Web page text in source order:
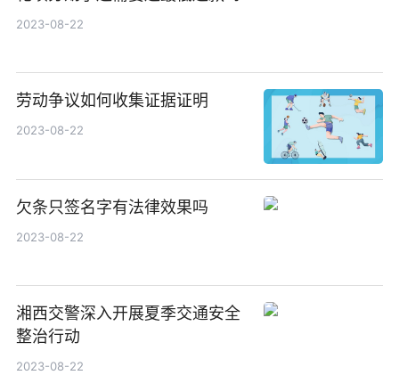
2023-08-22
劳动争议如何收集证据证明
2023-08-22
欠条只签名字有法律效果吗
2023-08-22
湘西交警深入开展夏季交通安全
整治行动
2023-08-22